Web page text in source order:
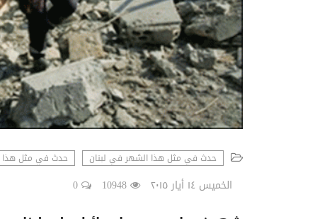
حدث في مثل هذا الشهر في لبنان حدث في مثل هذا
الخميس ١٤ أيار ٢٠١٥ 10948
0